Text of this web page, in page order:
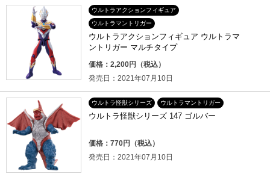
ウルトラアクションフィギュア
ウルトラマントリガー
ウルトラアクションフィギュア ウルトラマ
ントリガー マルチタイプ
価格：2,200円（税込）
発売日：2021年07月10日
ウルトラ怪獣シリーズ ウルトラマントリガー
ウルトラ怪獣シリーズ 147 ゴルバー
価格：770円（税込）
発売日：2021年07月10日